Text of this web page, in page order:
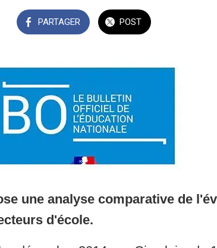
PARTAGER POST
une analyse comparative de
d'école.